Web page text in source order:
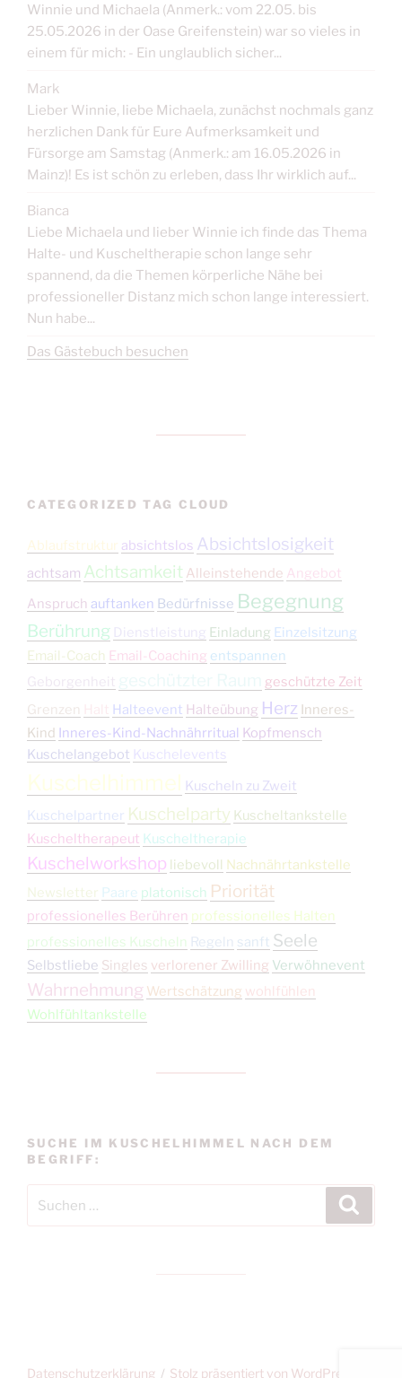
Winnie und Michaela (Anmerk.: vom 22.05. bis
25.05.2026 in der Oase Greifenstein) war so vieles in
einem für mich: - Ein unglaublich sicher...
Mark
Lieber Winnie, liebe Michaela, zunächst nochmals ganz
herzlichen Dank für Eure Aufmerksamkeit und
Fürsorge am Samstag (Anmerk.: am 16.05.2026 in
Mainz)! Es ist schön zu erleben, dass Ihr wirklich auf...
Bianca
Liebe Michaela und lieber Winnie ich finde das Thema
Halte- und Kuscheltherapie schon lange sehr
spannend, da die Themen körperliche Nähe bei
professioneller Distanz mich schon lange interessiert.
Nun habe...
Das Gästebuch besuchen
CATEGORIZED TAG CLOUD
Ablaufstruktur absichtslos Absichtslosigkeit
achtsam Achtsamkeit Alleinstehende Angebot
Anspruch auftanken Bedürfnisse Begegnung
Berührung Dienstleistung Einladung Einzelsitzung
Email-Coach Email-Coaching entspannen
Geborgenheit
geschützte Zeit
Grenzen
Halteevent Halteübung Herz Inneres-
Kind Inneres-Kind-Nachnährritual Kopfmensch
Kuschelangebot Kuschelevents
Kuschelhimmel Kuscheln zu Zweit
Kuschelpartner Kuschelparty Kuscheltankstelle
Kuscheltherapeut Kuscheltherapie
Kuschelworkshop liebevoll Nachnährtankstelle
Newsletter Paare platonisch Priorität
professionelles Berühren professionelles Halten
professionelles Kuscheln Regeln sanft Seele
Selbstliebe Singles verlorener Zwilling Verwöhnevent
Wahrnehmung Wertschätzung wohlfühlen
Wohlfühltankstelle
SUCHE IM KUSCHELHIMMEL NACH DEM
BEGRIFF:
nach:
Datenschutzerklärung Stolz präsentiert von WordPress